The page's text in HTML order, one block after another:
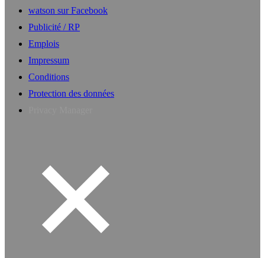
watson sur Facebook
Publicité / RP
Emplois
Impressum
Conditions
Protection des données